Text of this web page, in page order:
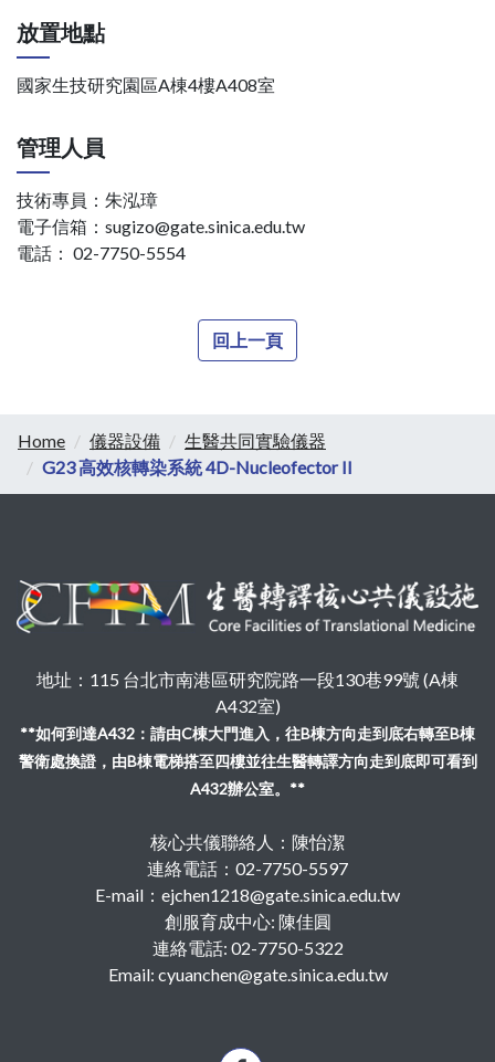
放置地點
國家生技研究園區A棟4樓A408室
管理人員
技術專員：朱泓璋
電子信箱：sugizo@gate.sinica.edu.tw
電話： 02-7750-5554
回上一頁
Home 儀器設備
生醫共同實驗儀器
G23 高效核轉染系統 4D-Nucleofector II
地址：115 台北市南港區研究院路一段130巷99號 (A棟
A432室)
**如何到達A432：請由C棟大門進入，往B棟方向走到底右轉至B棟
警衛處換證，由B棟電梯搭至四樓並往生醫轉譯方向走到底即可看到
A432辦公室。**
核心共儀聯絡人：陳怡潔
連絡電話：02-7750-5597
E-mail：ejchen1218@gate.sinica.edu.tw
創服育成中心: 陳佳圓
連絡電話: 02-7750-5322
Email: cyuanchen@gate.sinica.edu.tw